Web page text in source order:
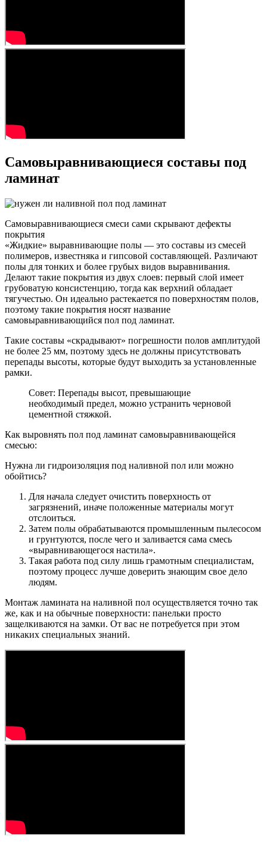
Самовыравнивающиеся составы под
ламинат
Самовыравнивающиеся смеси сами скрывают дефекты
покрытия
«Жидкие» выравнивающие полы — это составы из смесей
полимеров, известняка и гипсовой составляющей. Различают
полы для тонких и более грубых видов выравнивания.
Делают такие покрытия из двух слоев: первый слой имеет
грубоватую консистенцию, тогда как верхний обладает
тягучестью. Он идеально растекается по поверхностям полов,
поэтому такие покрытия носят название
самовыравнивающийся пол под ламинат.
Такие составы «скрадывают» погрешности полов амплитудой
не более 25 мм, поэтому здесь не должны присутствовать
перепады высоты, которые будут выходить за установленные
рамки.
Совет: Перепады высот, превышающие
необходимый предел, можно устранить черновой
цементной стяжкой.
Как выровнять пол под ламинат самовыравнивающейся
смесью:
Нужна ли гидроизоляция под наливной пол или можно
обойтись?
Для начала следует очистить поверхность от
загрязнений, иначе положенные материалы могут
отслоиться.
Затем полы обрабатываются промышленным пылесосом
и грунтуются, после чего и заливается сама смесь
«выравнивающегося настила».
Такая работа под силу лишь грамотным специалистам,
поэтому процесс лучше доверить знающим свое дело
людям.
Монтаж ламината на наливной пол осуществляется точно так
же, как и на обычные поверхности: панельки просто
защелкиваются на замки. От вас не потребуется при этом
никаких специальных знаний.